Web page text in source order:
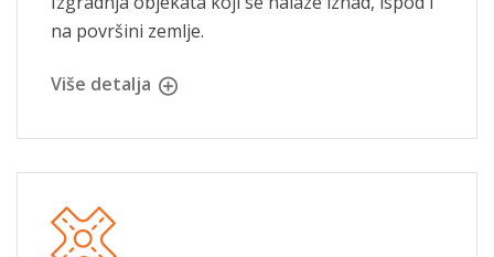
na površini zemlje.
Više detalja